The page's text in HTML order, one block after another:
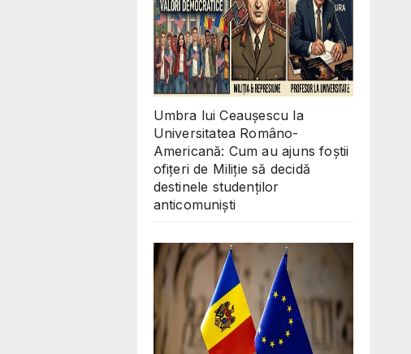
Umbra lui Ceaușescu la
Universitatea Româno-
Americană: Cum au ajuns foștii
ofițeri de Miliție să decidă
destinele studenților
anticomuniști